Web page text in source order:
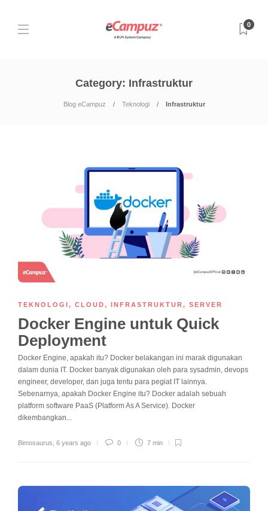
0
Category: Infrastruktur
Blog eCampuz Teknologi Infrastruktur
TEKNOLOGI, CLOUD, INFRASTRUKTUR, SERVER
Docker Engine untuk Quick
Deployment
Docker Engine, apakah itu? Docker belakangan ini marak digunakan
dalam dunia IT. Docker banyak digunakan oleh para sysadmin, devops
engineer, developer, dan juga tentu para pegiat IT lainnya.
Sebenarnya, apakah Docker Engine itu? Docker adalah sebuah
platform software PaaS (Platform As A Service). Docker
dikembangkan...
Bimosaurus 6 years ago 0 7 min